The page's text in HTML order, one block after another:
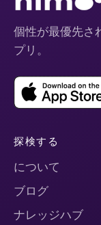
個性が最優先さ
プリ。
探検する
について
ブログ
ナレッジハブ